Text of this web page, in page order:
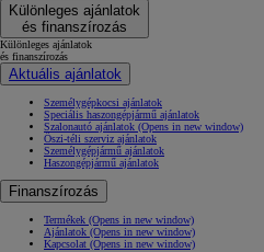
Különleges ajánlatok
és finanszírozás
Különleges ajánlatok
és finanszírozás
Aktuális ajánlatok
Személygépkocsi ajánlatok
Speciális haszongépjármű ajánlatok
Szalonautó ajánlatok (Opens in new window)
Őszi-téli szerviz ajánlatok
Személygépjármű ajánlatok
Haszongépjármű ajánlatok
Finanszírozás
Termékek (Opens in new window)
Ajánlatok (Opens in new window)
Kapcsolat (Opens in new window)